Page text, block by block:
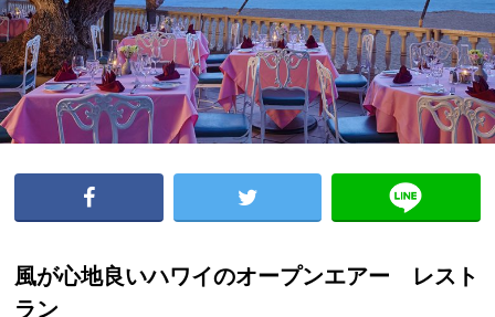
風が心地良いハワイのオープンエアー レスト
ラン